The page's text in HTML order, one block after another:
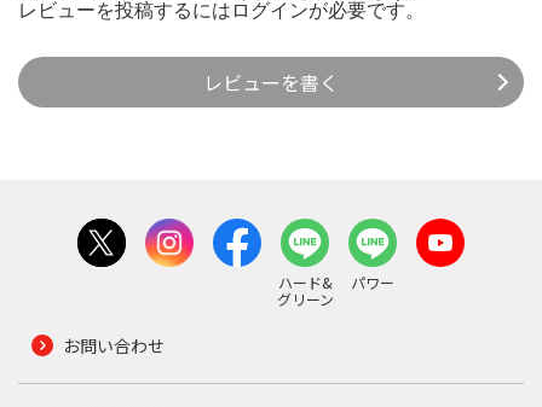
レビューを投稿するには ログインが必要です。
レビューを書く
ハード&
グリーン
パワー
お問い合わせ